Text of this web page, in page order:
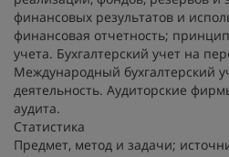
финансовых результатов и
финансовая отчетность;
учета. Бухгалтерский учет на
Международный бухгалтерский
деятельность. Аудиторские
аудита.
Статистика
Предмет, метод и задачи;